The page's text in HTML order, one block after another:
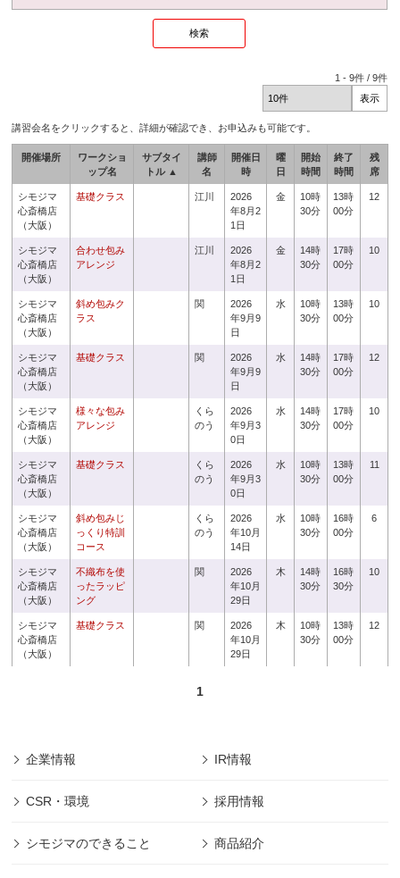
1 -9件 /9件
講習会名をクリックすると、詳細が確認でき、お申込みも可能です。
開催場所
ワークショ
ップ名
サブタイ
トル ▲
講師
名
開催日
時
曜
日
開始
時間
終了
時間
残
席
シモジマ
心斎橋店
（大阪）
基礎クラス 江川
2026
年8月2
1日
金
10時
30分
13時
00分
12
シモジマ
心斎橋店
（大阪）
合わせ包み
アレンジ
江川
2026
年8月2
1日
金
14時
30分
17時
00分
10
シモジマ
心斎橋店
（大阪）
斜め包みク
ラス
関
2026
年9月9
日
水
10時
30分
13時
00分
10
シモジマ
心斎橋店
（大阪）
基礎クラス 関
2026
年9月9
日
水
14時
30分
17時
00分
12
シモジマ
心斎橋店
（大阪）
様々な包み
アレンジ
くら
のう
2026
年9月3
0日
水
14時
30分
17時
00分
10
シモジマ
心斎橋店
（大阪）
基礎クラス
くら
のう
2026
年9月3
0日
水
10時
30分
13時
00分
11
シモジマ
心斎橋店
（大阪）
斜め包みじ
っくり特訓
コース
くら
のう
2026
年10月
14日
水
10時
30分
16時
00分
6
シモジマ
心斎橋店
（大阪）
不織布を使
ったラッピ
ング
関
2026
年10月
29日
木
14時
30分
16時
30分
10
シモジマ
心斎橋店
（大阪）
基礎クラス 関
2026
年10月
29日
木
10時
30分
13時
00分
12
1
企業情報 IR情報
CSR・環境 採用情報
シモジマのできること 商品紹介